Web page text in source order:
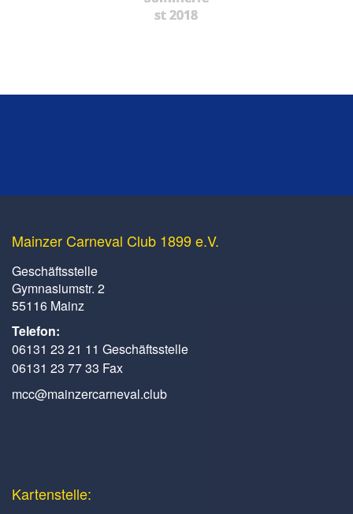
st 2018
Mainzer Carneval Club 1899 e.V.
Geschäftsstelle
Gymnasiumstr. 2
55116 Mainz
Telefon:
06131 23 21 11 Geschäftsstelle
06131 23 77 33 Fax
mcc@mainzercarneval.club
Kartenstelle: